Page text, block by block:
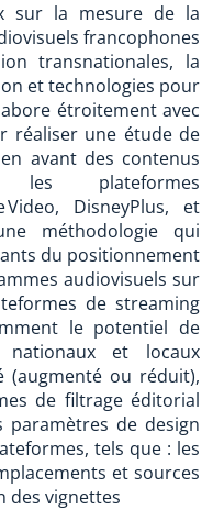
sur la mesure de la
francophones
transnationales, la
et technologies pour
étroitement avec
réaliser une étude de
avant des contenus
les plateformes
DisneyPlus, et
méthodologie qui
du positionnement
audiovisuels sur
de streaming
le potentiel de
nationaux et locaux
(augmenté ou réduit),
de filtrage éditorial
de design
tels que : les
et sources
des vignettes